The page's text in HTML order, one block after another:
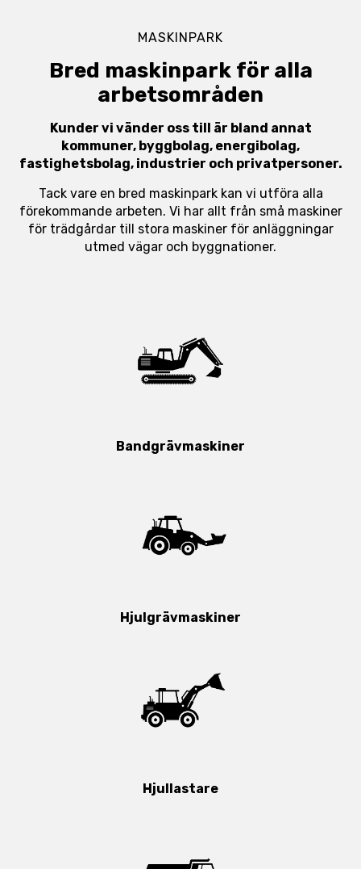
MASKINPARK
Bred maskinpark för alla
arbetsområden
Kunder vi vänder oss till är bland annat
kommuner, byggbolag, energibolag,
fastighetsbolag, industrier och privatpersoner.
Tack vare en bred maskinpark kan vi utföra alla
förekommande arbeten. Vi har allt från små maskiner
för trädgårdar till stora maskiner för anläggningar
utmed vägar och byggnationer.
Bandgrävmaskiner
Hjulgrävmaskiner
Hjullastare